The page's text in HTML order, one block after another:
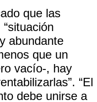
que las
abundante
que un
vacío-, hay
“El
debe unirse a